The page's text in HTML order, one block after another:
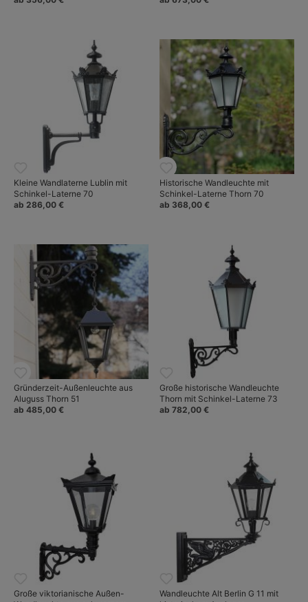
Kleine Wandlaterne Lublin mit
Schinkel-Laterne 70
ab 286,00 €
Historische Wandleuchte mit
Schinkel-Laterne Thorn 70
ab 368,00 €
Gründerzeit-Außenleuchte aus
Aluguss Thorn 51
ab 485,00 €
Große historische Wandleuchte
Thorn mit Schinkel-Laterne 73
ab 782,00 €
Große viktorianische Außen-
Wandleuchte Alt Berlin G 11 mit